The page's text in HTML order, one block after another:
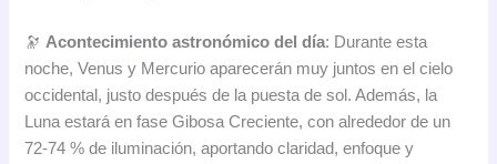
🔭 Acontecimiento astronómico del día: Durante esta
noche, Venus y Mercurio aparecerán muy juntos en el cielo
occidental, justo después de la puesta de sol. Además, la
Luna estará en fase Gibosa Creciente, con alrededor de un
72-74 % de iluminación, aportando claridad, enfoque y